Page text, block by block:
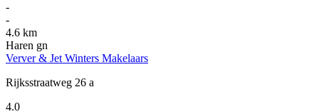
-
-
4.6 km
Haren gn
Verver & Jet Winters Makelaars
Rijksstraatweg 26 a
4.0